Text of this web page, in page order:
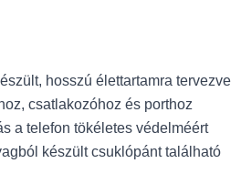
hosszú élettartamra tervezve
csatlakozóhoz és porthoz
a telefon tökéletes védelméért
készült csuklópánt található